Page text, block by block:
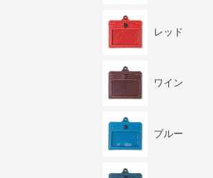
レッド
ワイン
ブルー